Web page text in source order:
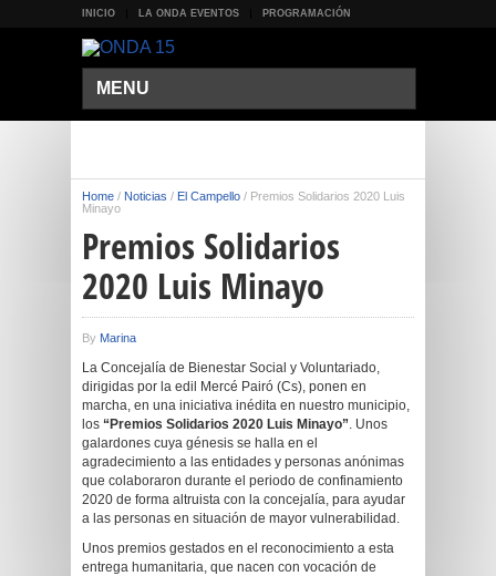
INICIO LA ONDA EVENTOS PROGRAMACIÓN
MENU
Home / Noticias / El Campello / Premios Solidarios 2020 Luis
Minayo
Premios Solidarios
2020 Luis Minayo
By Marina
La Concejalía de Bienestar Social y Voluntariado,
dirigidas por la edil Mercé Pairó (Cs), ponen en
marcha, en una iniciativa inédita en nuestro municipio,
los “Premios Solidarios 2020 Luis Minayo”. Unos
galardones cuya génesis se halla en el
agradecimiento a las entidades y personas anónimas
que colaboraron durante el periodo de confinamiento
2020 de forma altruista con la concejalía, para ayudar
a las personas en situación de mayor vulnerabilidad.
Unos premios gestados en el reconocimiento a esta
entrega humanitaria, que nacen con vocación de